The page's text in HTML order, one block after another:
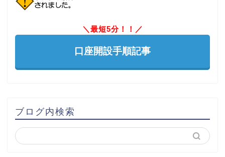
＼最短5分！！／
口座開設手順記事
ブログ内検索